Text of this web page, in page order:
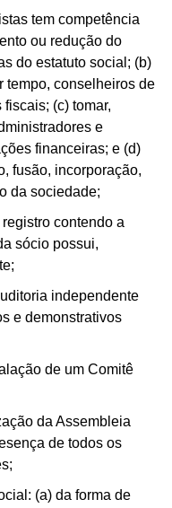
tem competência
ou redução do
do estatuto social; (b)
tempo, conselheiros de
(c) tomar,
e
financeiras; e (d)
fusão, incorporação,
da sociedade;
contendo a
sócio possui,
independente
e demonstrativos
de um Comitê
da Assembleia
de todos os
(a) da forma de